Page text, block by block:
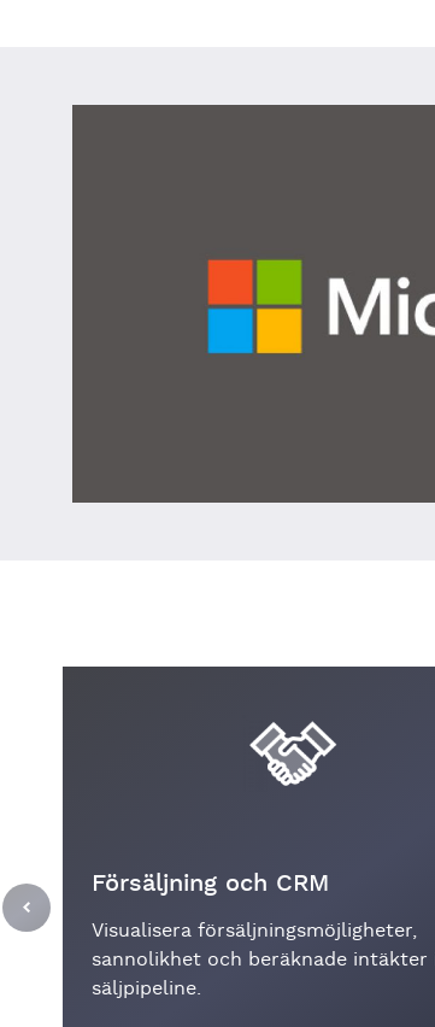
Försäljning och CRM
Visualisera försäljningsmöjligheter,
sannolikhet och beräknade intäkter
säljpipeline.